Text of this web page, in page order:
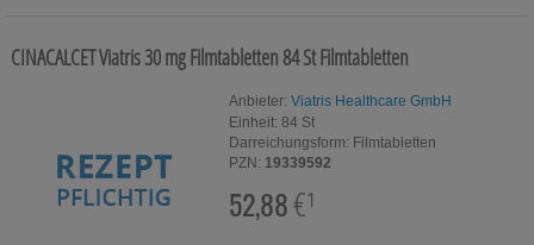
Erkältungskrankheiten
Magen/Darm & Leber/Galle
CINACALCET Viatris 30 mg Filmtabletten84 StFilmtabletten
Anbieter: Viatris Healthcare GmbH
Einheit: 84 St
Darreichungsform: Filmtabletten
PZN: 19339592
52,88€¹